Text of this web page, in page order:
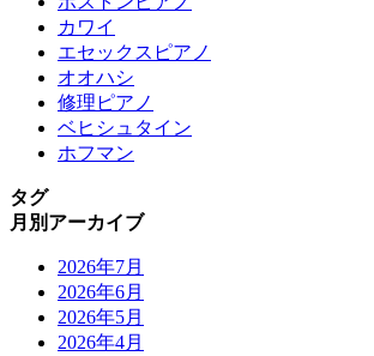
カワイ
エセックスピアノ
オオハシ
修理ピアノ
ベヒシュタイン
ホフマン
タグ
月別アーカイブ
2026年7月
2026年6月
2026年5月
2026年4月